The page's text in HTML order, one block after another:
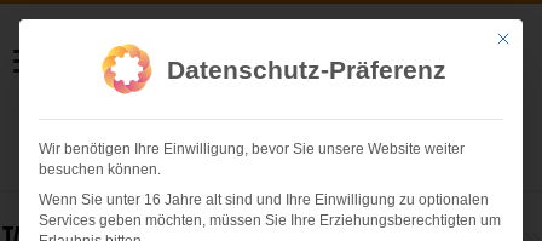
Helmut Swoboda
Fotografie
Herzlich willkommen
Mit
Datenschutz-Präferenz
Wir benötigen Ihre Einwilligung, bevor Sie unsere Website weiter
besuchen können.
Wenn Sie unter 16 Jahre alt sind und Ihre Einwilligung zu optionalen
Services geben möchten, müssen Sie Ihre Erziehungsberechtigten um